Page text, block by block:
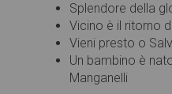
Splendore della
Vicino è il ritorno
Vieni presto o
Un bambino è
Manganelli